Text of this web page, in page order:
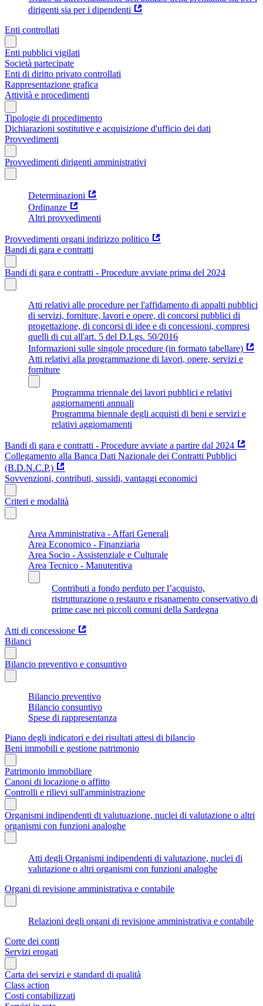
dirigenti sia per i dipendenti
Enti controllati
Enti pubblici vigilati
Società partecipate
Enti di diritto privato controllati
Rappresentazione grafica
Attività e procedimenti
Tipologie di procedimento
Dichiarazioni sostitutive e acquisizione d'ufficio dei dati
Provvedimenti
Provvedimenti dirigenti amministrativi
Determinazioni
Ordinanze
Altri provvedimenti
Provvedimenti organi indirizzo politico
Bandi di gara e contratti
Bandi di gara e contratti - Procedure avviate prima del 2024
Atti relativi alle procedure per l'affidamento di appalti pubblici
di servizi, forniture, lavori e opere, di concorsi pubblici di
progettazione, di concorsi di idee e di concessioni, compresi
quelli di cui all'art. 5 del D.Lgs. 50/2016
Informazioni sulle singole procedure (in formato tabellare)
Atti relativi alla programmazione di lavori, opere, servizi e
forniture
Programma triennale dei lavori pubblici e relativi
aggiornamenti annuali
Programma biennale degli acquisti di beni e servizi e
relativi aggiornamenti
Bandi di gara e contratti - Procedure avviate a partire dal 2024
Collegamento alla Banca Dati Nazionale dei Contratti Pubblici
(B.D.N.C.P.)
Sovvenzioni, contributi, sussidi, vantaggi economici
Criteri e modalità
Area Amministrativa - Affari Generali
Area Economico - Finanziaria
Area Socio - Assistenziale e Culturale
Area Tecnico - Manutentiva
Contributi a fondo perduto per l’acquisto,
ristrutturazione o restauro e risanamento conservativo di
prime case nei piccoli comuni della Sardegna
Atti di concessione
Bilanci
Bilancio preventivo e consuntivo
Bilancio preventivo
Bilancio consuntivo
Spese di rappresentanza
Piano degli indicatori e dei risultati attesi di bilancio
Beni immobili e gestione patrimonio
Patrimonio immobiliare
Canoni di locazione o affitto
Controlli e rilievi sull'amministrazione
Organismi indipendenti di valutuazione, nuclei di valutazione o altri
organismi con funzioni analoghe
Atti degli Organismi indipendenti di valutazione, nuclei di
valutazione o altri organismi con funzioni analoghe
Organi di revisione amministrativa e contabile
Relazioni degli organi di revisione amministrativa e contabile
Corte dei conti
Servizi erogati
Carta dei servizi e standard di qualità
Class action
Costi contabilizzati